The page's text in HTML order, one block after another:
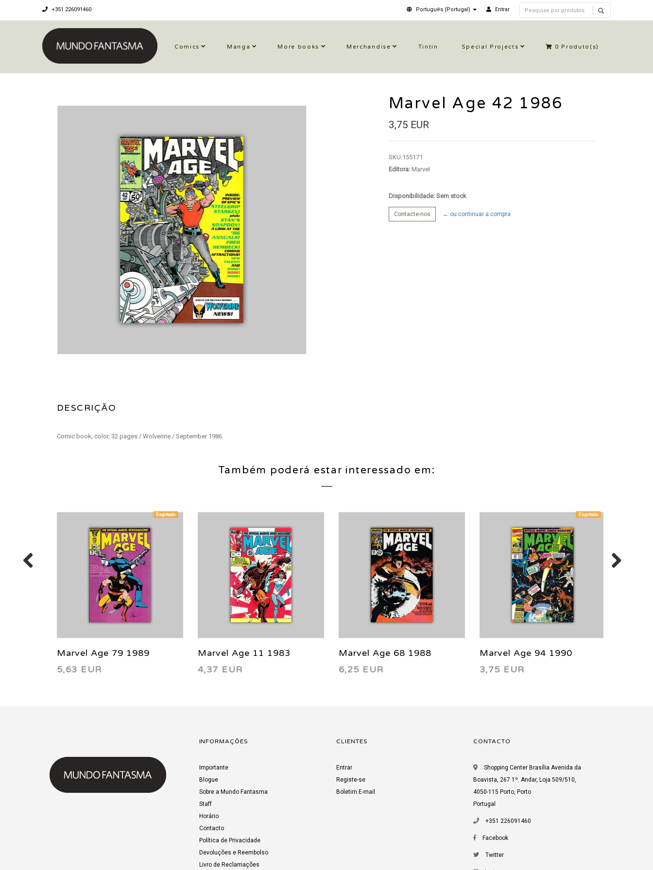
+351 226091460 Português (Portugal) Entrar
Comics Manga More books Merchandise Tintin Special Projects 0 Produto(s)
DESCRIÇÃO
Comic book, color, 32 pages / Wolverine / September 1986
Marvel Age 42 1986
3,75 EUR
SKU:155171
Editora:Marvel
Disponibilidade: Sem stock
Contacte-nos ← ou continuar a compra
Também poderá estar interessado em:
Esgotado
Marvel Age 79 1989
5,63 EUR
Marvel Age 11 1983
4,37 EUR
Marvel Age 68 1988
6,25 EUR
Esgotado
Marvel Age 94 1990
3,75 EUR
INFORMAÇÕES
Importante
Blogue
Sobre a Mundo Fantasma
Staff
Horário
Contacto
Política de Privacidade
Devoluções e Reembolso
Livro de Reclamações
CLIENTES
Entrar
Registe-se
Boletim E-mail
CONTACTO
Shopping Center Brasília Avenida da
Boavista, 267 1º. Andar, Loja 509/510,
4050-115 Porto, Porto
Portugal
+351 226091460
Facebook
Twitter